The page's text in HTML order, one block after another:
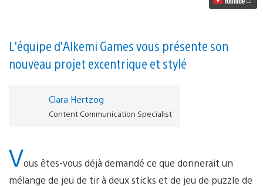
deux
sticks
et
arrive
13
septembre
L'équipe d'Alkemi Games vous présente son
nouveau projet excentrique et stylé
Clara Hertzog
Content Communication Specialist
Vous êtes-vous déjà demandé ce que donnerait un
mélange de jeu de tir à deux sticks et de jeu de puzzle de